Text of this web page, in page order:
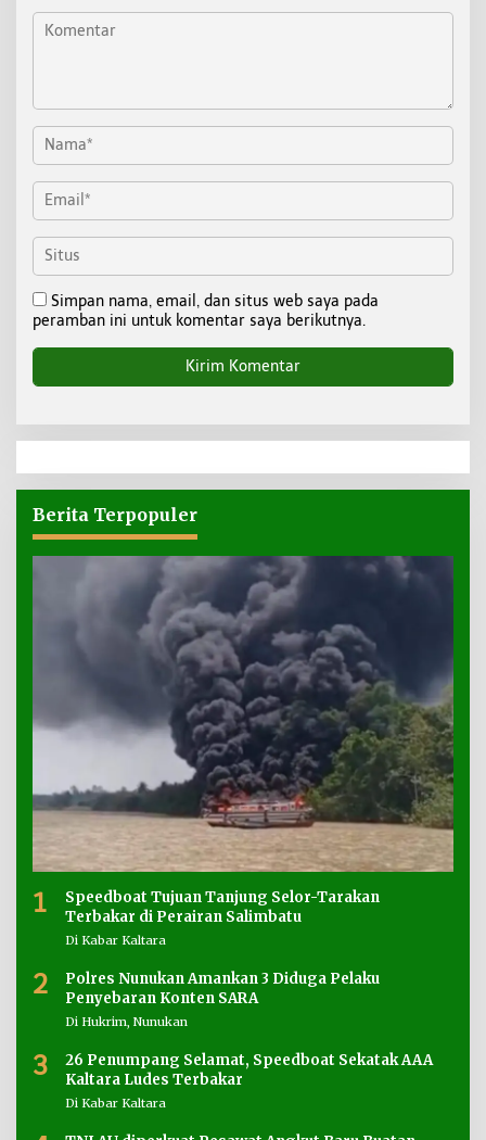
Simpan nama, email, dan situs web saya pada
peramban ini untuk komentar saya berikutnya.
Berita Terpopuler
1
Speedboat Tujuan Tanjung Selor-Tarakan
Terbakar di Perairan Salimbatu
Di Kabar Kaltara
2
Polres Nunukan Amankan 3 Diduga Pelaku
Penyebaran Konten SARA
Di Hukrim, Nunukan
3
26 Penumpang Selamat, Speedboat Sekatak AAA
Kaltara Ludes Terbakar
Di Kabar Kaltara